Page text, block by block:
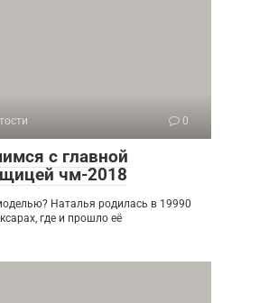
0
с главной
чм-2018
Наталья родилась в 19990
где и прошло её